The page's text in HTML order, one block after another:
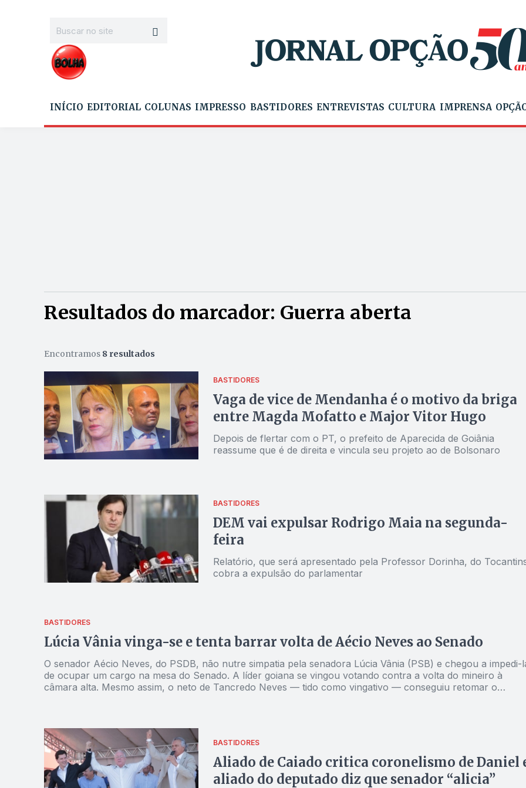
INÍCIO EDITORIAL COLUNAS IMPRESSO BASTIDORES ENTREVISTAS CULTURA IMPRENSA
Resultados do marcador: Guerra aberta
Encontramos 8 resultados
BASTIDORES
Vaga de vice de Mendanha é o motivo da briga
entre Magda Mofatto e Major Vitor Hugo
Depois de flertar com o PT, o prefeito de Aparecida de Goiânia
reassume que é de direita e vincula seu projeto ao de Bolsonaro
BASTIDORES
DEM vai expulsar Rodrigo Maia na segunda-
feira
Relatório, que será apresentado pela Professor Dorinha, do
cobra a expulsão do parlamentar
BASTIDORES
Lúcia Vânia vinga-se e tenta barrar volta de Aécio Neves ao Senado
O senador Aécio Neves, do PSDB, não nutre simpatia pela senadora Lúcia Vânia (PSB) e chegou a impedi-
de ocupar um cargo na mesa do Senado. A líder goiana se vingou votando contra a volta do mineiro à
câmara alta. Mesmo assim, o neto de Tancredo Neves — tido como vingativo — conseguiu retomar o
BASTIDORES
Aliado de Caiado critica coronelismo de Daniel
aliado do deputado diz que senador “alicia”